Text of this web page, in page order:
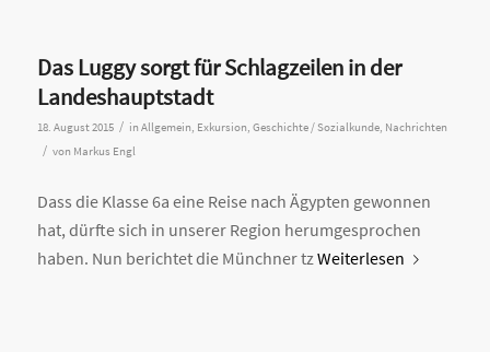
Das Luggy sorgt für Schlagzeilen in der
Landeshauptstadt
18. August 2015 / in Allgemein, Exkursion, Geschichte / Sozialkunde, Nachrichten
/ von Markus Engl
Dass die Klasse 6a eine Reise nach Ägypten gewonnen
hat, dürfte sich in unserer Region herumgesprochen
haben. Nun berichtet die Münchner tzWeiterlesen